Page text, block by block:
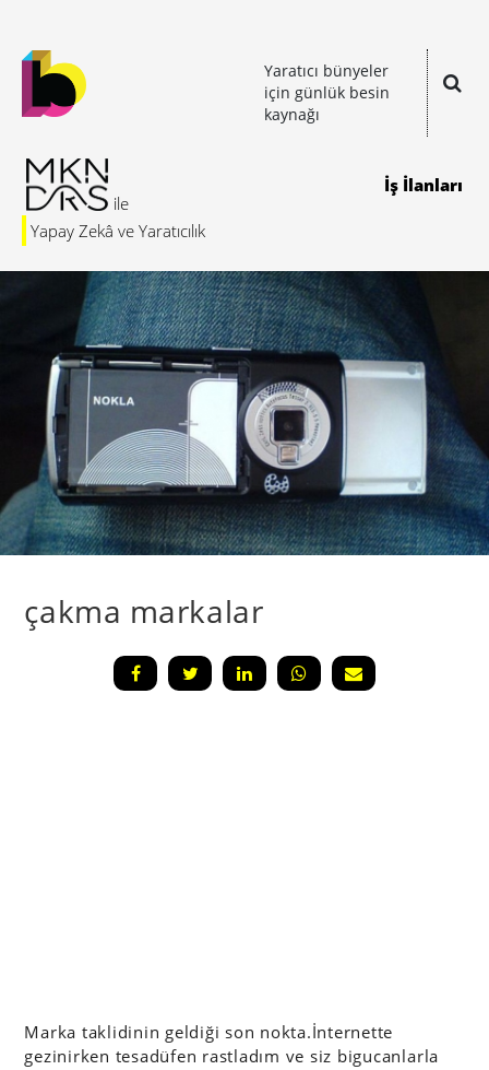
Yaratıcı bünyeler
için günlük besin
kaynağı
Yapay Zekâ ve Yaratıcılık
İş İlanları
çakma markalar
Marka taklidinin geldiği son nokta.İnternette
gezinirken tesadüfen rastladım ve siz bigucanlarla